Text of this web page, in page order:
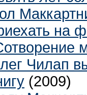
на
Чилап
(2009)